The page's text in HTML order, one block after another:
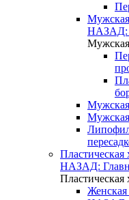
НАЗАД:
Мужская
НАЗАД:
Женская